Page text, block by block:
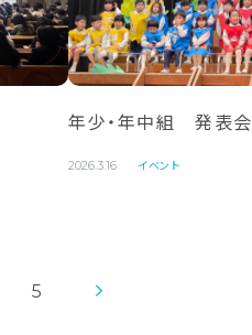
年少・年中組 発表会
2026.3.16 イベント
5